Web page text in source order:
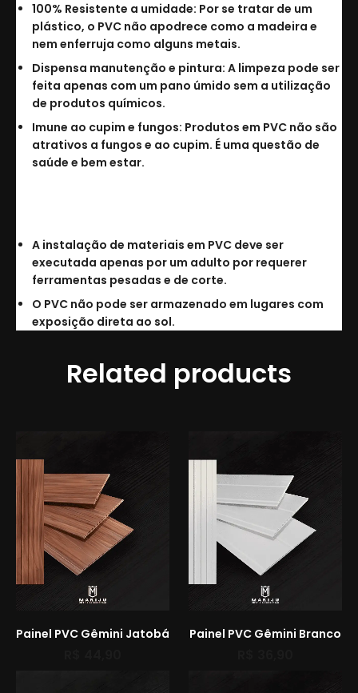
100% Resistente a umidade: Por se tratar de um
plástico, o PVC não apodrece como a madeira e
nem enferruja como alguns metais.
Dispensa manutenção e pintura: A limpeza pode ser
feita apenas com um pano úmido sem a utilização
de produtos químicos.
Imune ao cupim e fungos: Produtos em PVC não são
atrativos a fungos e ao cupim. É uma questão de
saúde e bem estar.
A instalação de materiais em PVC deve ser
executada apenas por um adulto por requerer
ferramentas pesadas e de corte.
O PVC não pode ser armazenado em lugares com
exposição direta ao sol.
Related products
Painel PVC Gêmini Jatobá Painel PVC Gêmini Branco